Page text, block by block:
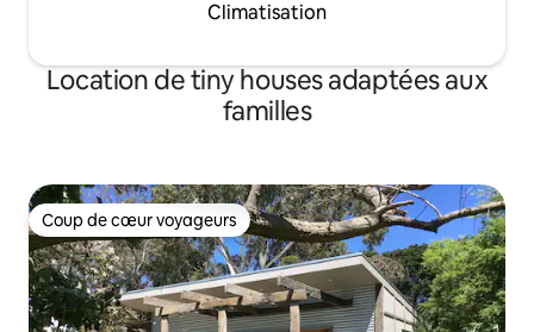
Climatisation
Location de tiny houses adaptées aux
familles
Coup de cœur voyageurs
Coup de cœur voyageurs